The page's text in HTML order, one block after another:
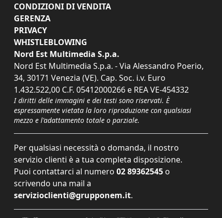
CONDIZIONI DI VENDITA
GERENZA
PRIVACY
WHISTLEBLOWING
Nord Est Multimedia S.p.a.
Nord Est Multimedia S.p.a. - Via Alessandro Poerio,
34, 30171 Venezia (VE). Cap. Soc. i.v. Euro
1.432.522,00 C.F. 05412000266 e REA VE-454332
I diritti delle immagini e dei testi sono riservati. È
espressamente vietata la loro riproduzione con qualsiasi
mezzo e l'adattamento totale o parziale.
Per qualsiasi necessità o domanda, il nostro
servizio clienti è a tua completa disposizione.
Puoi contattarci al numero 02 89362545 o
scrivendo una mail a
servizioclienti@grupponem.it.